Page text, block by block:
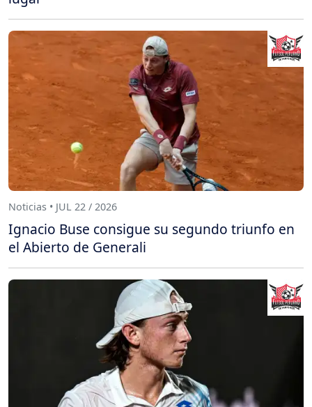
Noticias • JUL 22 / 2026
Ignacio Buse consigue su segundo triunfo en
el Abierto de Generali